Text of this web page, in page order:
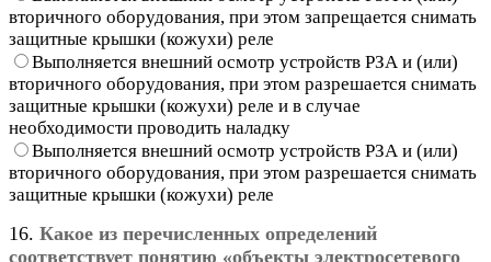
вторичного оборудования, при этом запрещается снимать
защитные крышки (кожухи) реле
Выполняется внешний осмотр устройств РЗА и (или)
вторичного оборудования, при этом разрешается снимать
защитные крышки (кожухи) реле и в случае
необходимости проводить наладку
Выполняется внешний осмотр устройств РЗА и (или)
вторичного оборудования, при этом разрешается снимать
защитные крышки (кожухи) реле
16. Какое из перечисленных определений
соответствует понятию «объекты электросетевого